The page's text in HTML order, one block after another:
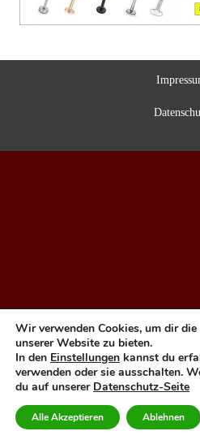
Wir verwenden Cookies, um dir
unserer Website zu bieten.
In den Einstellungen kannst du
verwenden oder sie ausschalten.
du auf unserer Datenschutz-Seite
Alle Akzeptieren Ablehnen